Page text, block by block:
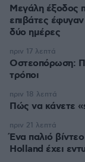
Μεγάλη έξοδος
επιβάτες
δύο ημέρες
Οστεοπόρωση:
τρόποι
πριν 17 λεπτά
Πώς να κάνετε
πριν 18 λεπτά
Ένα παλιό
Holland έχει
πριν 21 λεπτά